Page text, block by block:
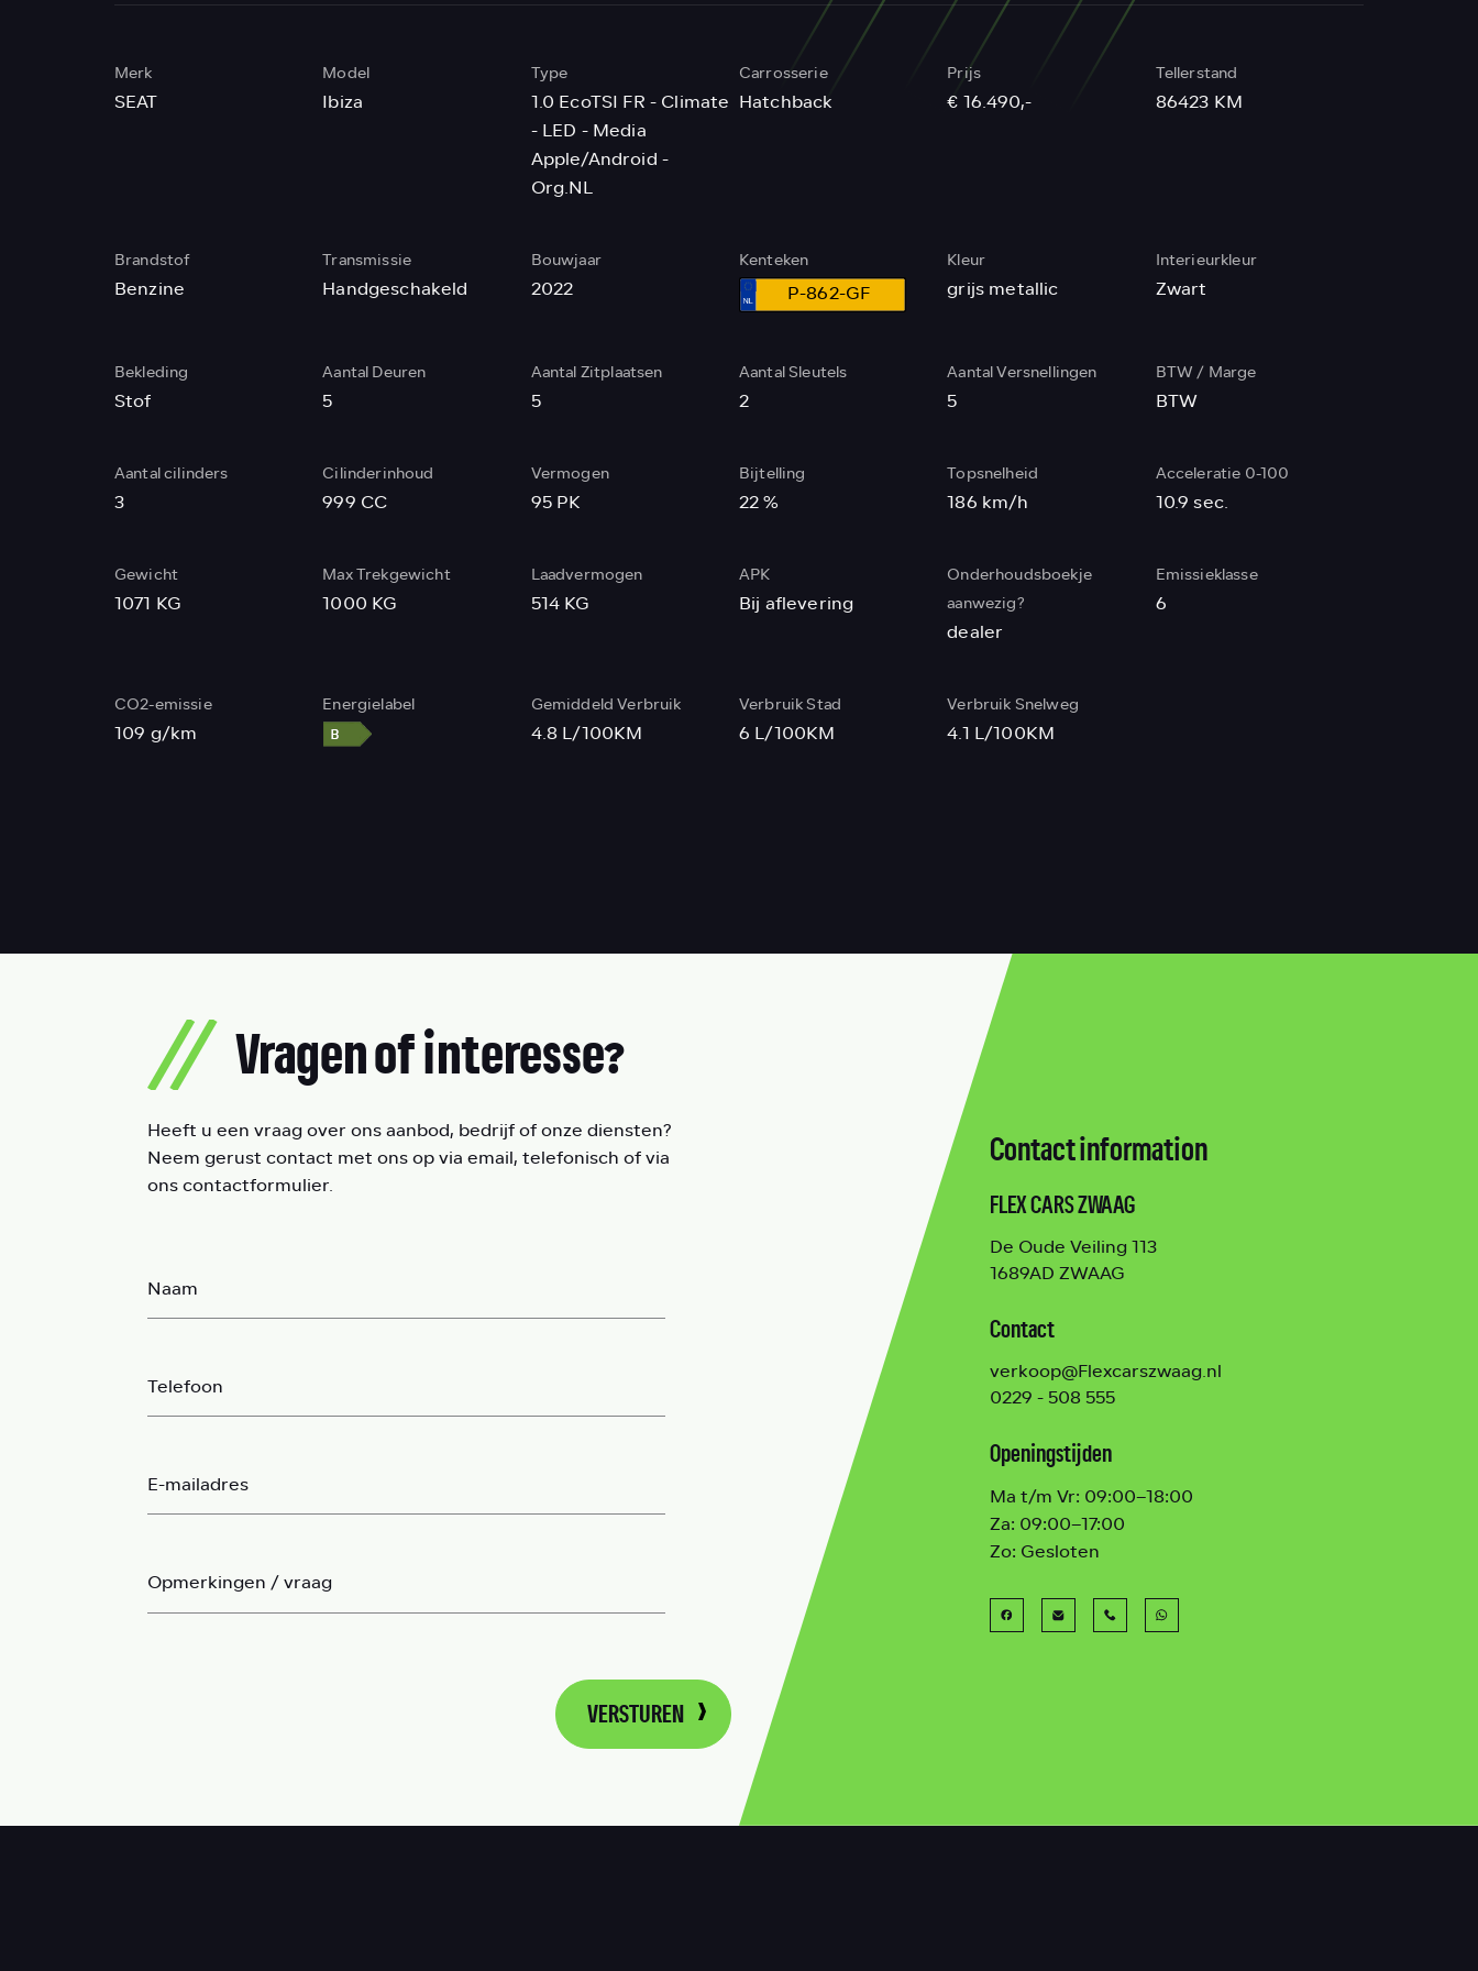
Merk
SEAT
Model
Ibiza
Type
1.0 EcoTSI FR - Climate
- LED - Media
Apple/Android -
Org.NL
Carrosserie
Hatchback
Prijs
€ 16.490,-
Tellerstand
86423 KM
Brandstof
Benzine
Transmissie
Handgeschakeld
Bouwjaar
2022
Kenteken
P-862-GF
Kleur
grijs metallic
Interieurkleur
Zwart
Bekleding
Stof
Aantal Deuren
5
Aantal Zitplaatsen
5
Aantal Sleutels
2
Aantal Versnellingen
5
BTW / Marge
BTW
Aantal cilinders
3
Cilinderinhoud
999 CC
Vermogen
95 PK
Bijtelling
22 %
Topsnelheid
186 km/h
Acceleratie 0-100
10.9 sec.
Gewicht
1071 KG
Max Trekgewicht
1000 KG
Laadvermogen
514 KG
APK
Bij aflevering
Onderhoudsboekje
aanwezig?
dealer
Emissieklasse
6
CO2-emissie
109 g/km
Energielabel Gemiddeld Verbruik
4.8 L/100KM
Verbruik Stad
6 L/100KM
Verbruik Snelweg
4.1 L/100KM
Vragen of interesse?
Heeft u een vraag over ons aanbod, bedrijf of onze diensten?
Neem gerust contact met ons op via email, telefonisch of via
ons contactformulier.
Naam
Telefoon
E-mailadres
Opmerkingen / vraag
VERSTUREN
Contact information
FLEX CARS ZWAAG
De Oude Veiling 113
1689AD ZWAAG
Contact
verkoop@Flexcarszwaag.nl
0229 - 508 555
Openingstijden
Ma t/m Vr: 09:00–18:00
Za: 09:00–17:00
Zo: Gesloten